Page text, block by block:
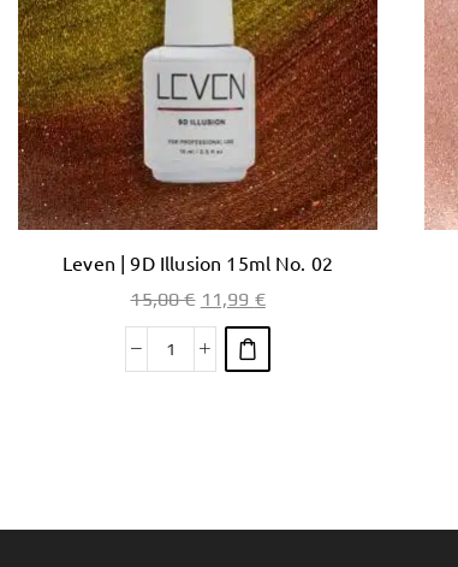
Leven | 9D Illusion 15ml No. 02
15,00€ 11,99 €